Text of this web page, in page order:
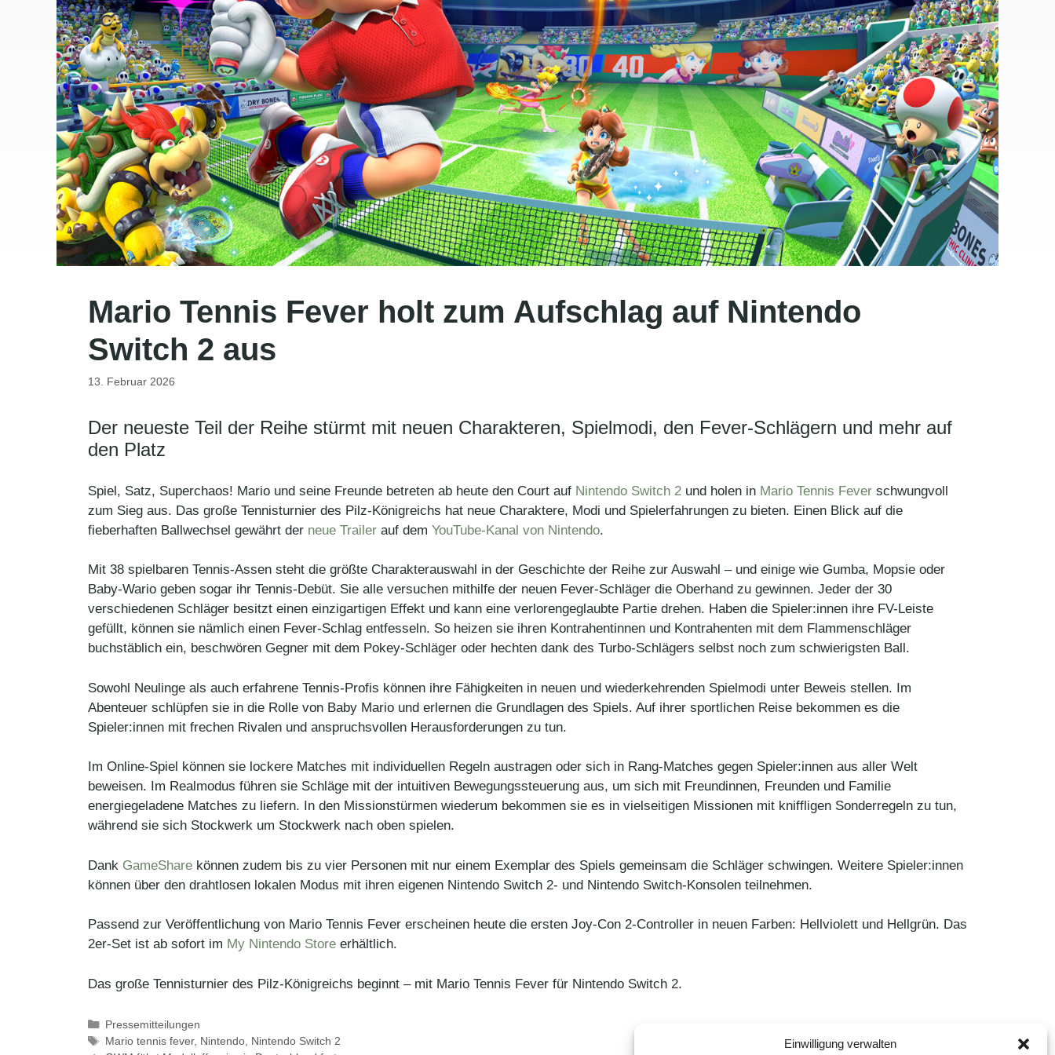
Einwilligung verwalten
Mario Tennis Fever holt zum Aufschlag auf Nintendo
Switch 2 aus
13. Februar 2026
Der neueste Teil der Reihe stürmt mit neuen Charakteren, Spielmodi, den Fever-Schlägern und mehr auf
den Platz
Spiel, Satz, Superchaos! Mario und seine Freunde betreten ab heute den Court auf Nintendo Switch 2 und holen in Mario Tennis Fever schwungvoll
zum Sieg aus. Das große Tennisturnier des Pilz-Königreichs hat neue Charaktere, Modi und Spielerfahrungen zu bieten. Einen Blick auf die
fieberhaften Ballwechsel gewährt der neue Trailer auf dem YouTube-Kanal von Nintendo.
Mit 38 spielbaren Tennis-Assen steht die größte Charakterauswahl in der Geschichte der Reihe zur Auswahl – und einige wie Gumba, Mopsie oder
Baby-Wario geben sogar ihr Tennis-Debüt. Sie alle versuchen mithilfe der neuen Fever-Schläger die Oberhand zu gewinnen. Jeder der 30
verschiedenen Schläger besitzt einen einzigartigen Effekt und kann eine verlorengeglaubte Partie drehen. Haben die Spieler:innen ihre FV-Leiste
gefüllt, können sie nämlich einen Fever-Schlag entfesseln. So heizen sie ihren Kontrahentinnen und Kontrahenten mit dem Flammenschläger
buchstäblich ein, beschwören Gegner mit dem Pokey-Schläger oder hechten dank des Turbo-Schlägers selbst noch zum schwierigsten Ball.
Sowohl Neulinge als auch erfahrene Tennis-Profis können ihre Fähigkeiten in neuen und wiederkehrenden Spielmodi unter Beweis stellen. Im
Abenteuer schlüpfen sie in die Rolle von Baby Mario und erlernen die Grundlagen des Spiels. Auf ihrer sportlichen Reise bekommen es die
Spieler:innen mit frechen Rivalen und anspruchsvollen Herausforderungen zu tun.
Im Online-Spiel können sie lockere Matches mit individuellen Regeln austragen oder sich in Rang-Matches gegen Spieler:innen aus aller Welt
beweisen. Im Realmodus führen sie Schläge mit der intuitiven Bewegungssteuerung aus, um sich mit Freundinnen, Freunden und Familie
energiegeladene Matches zu liefern. In den Missionstürmen wiederum bekommen sie es in vielseitigen Missionen mit kniffligen Sonderregeln zu tun,
während sie sich Stockwerk um Stockwerk nach oben spielen.
Dank GameShare können zudem bis zu vier Personen mit nur einem Exemplar des Spiels gemeinsam die Schläger schwingen. Weitere Spieler:innen
können über den drahtlosen lokalen Modus mit ihren eigenen Nintendo Switch 2- und Nintendo Switch-Konsolen teilnehmen.
Passend zur Veröffentlichung von Mario Tennis Fever erscheinen heute die ersten Joy-Con 2-Controller in neuen Farben: Hellviolett und Hellgrün. Das
2er-Set ist ab sofort im My Nintendo Store erhältlich.
Das große Tennisturnier des Pilz-Königreichs beginnt – mit Mario Tennis Fever für Nintendo Switch 2.
Kategorien
Pressemitteilungen
Schlagwörter
Mario tennis fever, Nintendo, Nintendo Switch 2